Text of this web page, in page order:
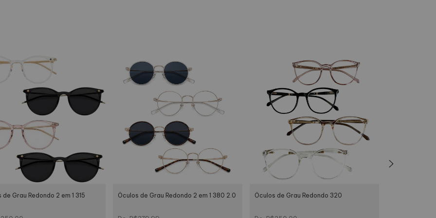
apaixonada e levar vários modelos para casa.
e resistência
TR 90, um material leve e resistente feito com tecnologia suíça.
canto. Com cores distintas, você pode escolher a que melhor combina com seu estilo.
e queridos da internet, produzidas com materiais resistentes para garantir mais durabilidade.
de Grau Redondo 2 em 1 315 Óculos de Grau Redondo 2 em 1 380 2.0 Óculos de Grau Redondo 320